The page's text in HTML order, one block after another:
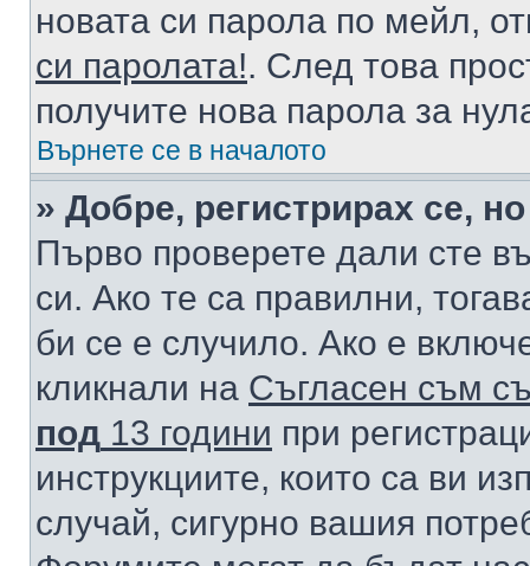
новата си парола по мейл,
си паролата!. След това
получите нова парола за
Върнете се в началото
» Добре, регистрирах се,
Първо проверете дали сте
си. Ако те са правилни,
би се е случило. Ако е
кликнали на Съгласен съм
под 13 години при
инструкциите, които са ви
случай, сигурно вашия